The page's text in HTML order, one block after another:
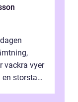
vackra vyer
storstad